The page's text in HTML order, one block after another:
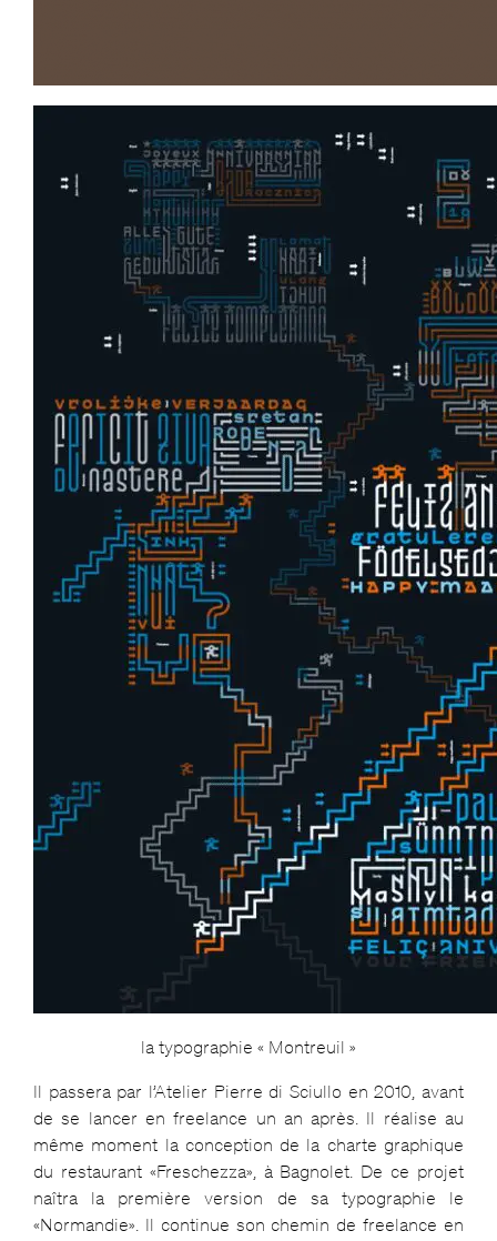
la typographie « Montreuil »
Il passera par l’Atelier Pierre di Sciullo en 2010, avant
de se lancer en freelance un an après. Il réalise au
même moment la conception de la charte graphique
du restaurant «Freschezza», à Bagnolet. De ce projet
naîtra la première version de sa typographie le
«Normandie». Il continue son chemin de freelance en